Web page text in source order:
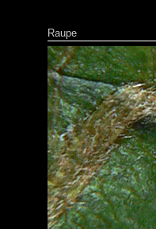
Raupe